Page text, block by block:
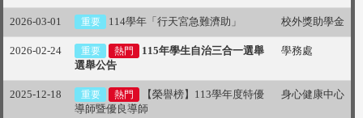
2026-03-01 重要 114學年「行天宮急難濟助」 校外獎助學金
2026-02-24 重要 熱門
115年學生自治三合一選舉
選舉公告
學務處
2025-12-18 重要 熱門
【榮譽榜】113學年度特優
導師暨優良導師
身心健康中心